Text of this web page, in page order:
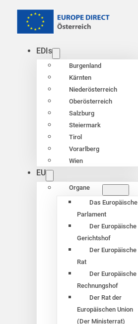
EDIs
Burgenland
Kärnten
Niederösterreich
Oberösterreich
Salzburg
Steiermark
Tirol
Vorarlberg
Wien
EU
Organe
Das Europäische
Parlament
Der Europäische
Gerichtshof
Der Europäische
Rat
Der Europäische
Rechnungshof
Der Rat der
Europäischen Union
(Der Ministerrat)